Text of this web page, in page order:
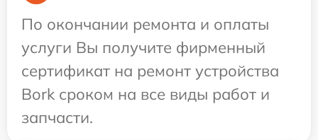
По окончании ремонта и оплаты
услуги Вы получите фирменный
сертификат на ремонт устройства
Bork сроком на все виды работ и
запчасти.